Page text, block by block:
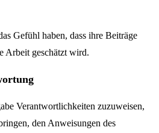
Gefühl haben, dass ihre Beiträge
Arbeit geschätzt wird.
Verantwortlichkeiten zuzuweisen,
den Anweisungen des